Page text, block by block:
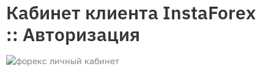
Кабинет клиента InstaForex
:: Авторизация